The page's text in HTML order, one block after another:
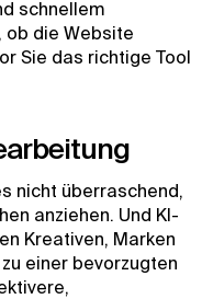
schnellem
ob die Website
Sie das richtige Tool
nicht überraschend,
anziehen. Und KI-
Kreativen, Marken
einer bevorzugten